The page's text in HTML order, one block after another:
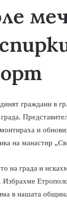
граждани в
града.
и
на манастир
на града и
Избрахме
в нашата